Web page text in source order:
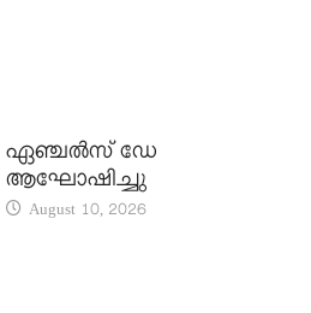
ഏഞ്ചൽസ് ഡേ
ആഘോഷിച്ചു
August 10, 2026